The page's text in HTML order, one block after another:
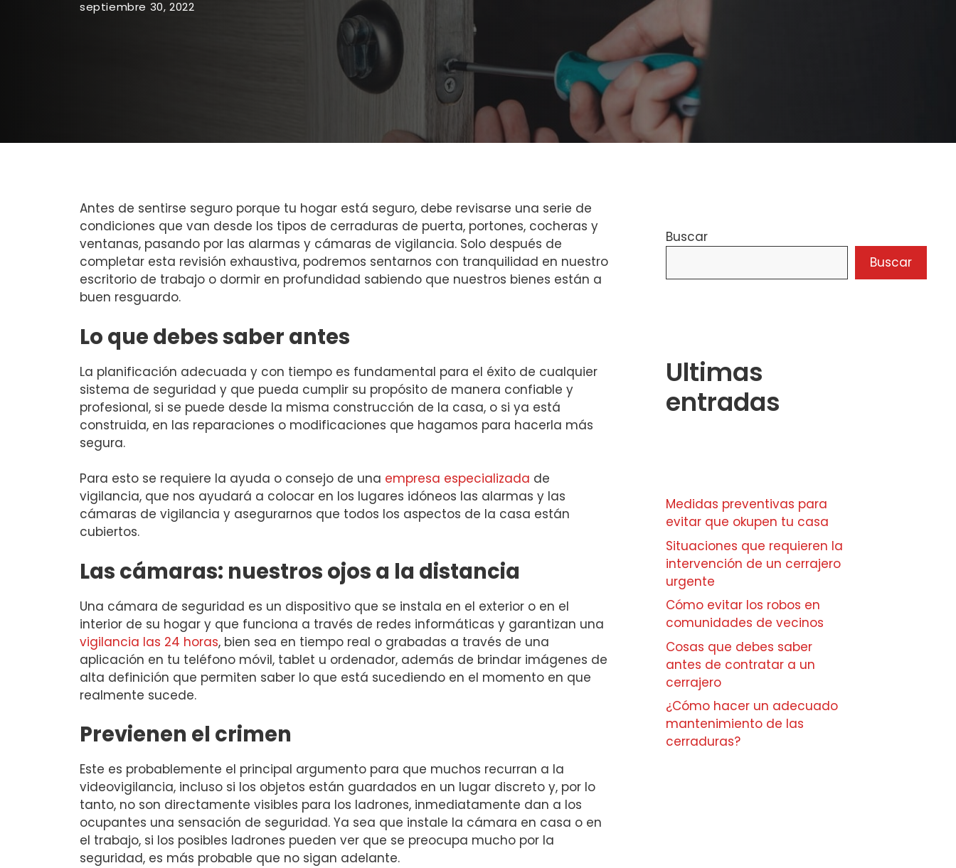
septiembre 30, 2022
Antes de sentirse seguro porque tu hogar está seguro, debe revisarse una serie de
condiciones que van desde los tipos de cerraduras de puerta, portones, cocheras y
ventanas, pasando por las alarmas y cámaras de vigilancia. Solo después de
completar esta revisión exhaustiva, podremos sentarnos con tranquilidad en nuestro
escritorio de trabajo o dormir en profundidad sabiendo que nuestros bienes están a
buen resguardo.
Lo que debes saber antes
La planificación adecuada y con tiempo es fundamental para el éxito de cualquier
sistema de seguridad y que pueda cumplir su propósito de manera confiable y
profesional, si se puede desde la misma construcción de la casa, o si ya está
construida, en las reparaciones o modificaciones que hagamos para hacerla más
segura.
Para esto se requiere la ayuda o consejo de una empresa especializada de
vigilancia, que nos ayudará a colocar en los lugares idóneos las alarmas y las
cámaras de vigilancia y asegurarnos que todos los aspectos de la casa están
cubiertos.
Las cámaras: nuestros ojos a la distancia
Una cámara de seguridad es un dispositivo que se instala en el exterior o en el
interior de su hogar y que funciona a través de redes informáticas y garantizan una
vigilancia las 24 horas, bien sea en tiempo real o grabadas a través de una
aplicación en tu teléfono móvil, tablet u ordenador, además de brindar imágenes de
alta definición que permiten saber lo que está sucediendo en el momento en que
realmente sucede.
Previenen el crimen
Este es probablemente el principal argumento para que muchos recurran a la
videovigilancia, incluso si los objetos están guardados en un lugar discreto y, por lo
tanto, no son directamente visibles para los ladrones, inmediatamente dan a los
ocupantes una sensación de seguridad. Ya sea que instale la cámara en casa o en
el trabajo, si los posibles ladrones pueden ver que se preocupa mucho por la
seguridad, es más probable que no sigan adelante.
Buscar
Buscar
Ultimas
entradas
Medidas preventivas para
evitar que okupen tu casa
Situaciones que requieren la
intervención de un cerrajero
urgente
Cómo evitar los robos en
comunidades de vecinos
Cosas que debes saber
antes de contratar a un
cerrajero
¿Cómo hacer un adecuado
mantenimiento de las
cerraduras?